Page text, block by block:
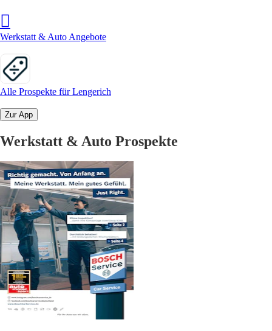
Werkstatt & Auto Angebote
Alle Prospekte für Lengerich
Zur App
Werkstatt & Auto Prospekte